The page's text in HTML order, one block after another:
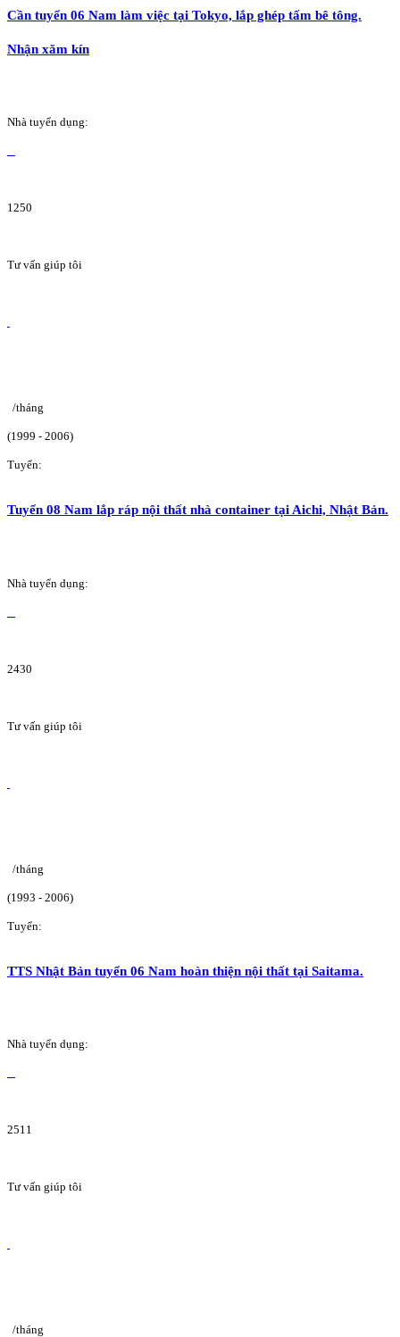
Cần tuyển 06 Nam làm việc tại Tokyo, lắp ghép tấm bê tông.
Nhận xăm kín
Nhà tuyển dụng:
1250
Tư vấn giúp tôi
/tháng
(1999 - 2006)
Tuyển:
Tuyển 08 Nam lắp ráp nội thất nhà container tại Aichi, Nhật Bản.
Nhà tuyển dụng:
2430
Tư vấn giúp tôi
/tháng
(1993 - 2006)
Tuyển:
TTS Nhật Bản tuyển 06 Nam hoàn thiện nội thất tại Saitama.
Nhà tuyển dụng:
2511
Tư vấn giúp tôi
/tháng